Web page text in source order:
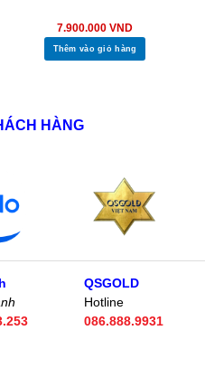
7.900.000 VND
Thêm vào giỏ hàng
HÀNG
QSGOLD
Hotline
086.888.9931